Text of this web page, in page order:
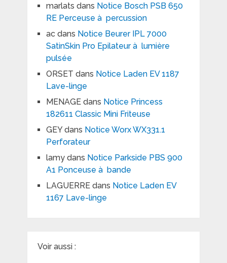
marlats dans Notice Bosch PSB 650
RE Perceuse à percussion
acdans Notice Beurer IPL 7000
SatinSkin Pro Epilateur à lumière
pulsée
ORSET dans Notice Laden EV 1187
Lave-linge
MENAGEdans Notice Princess
182611 Classic Mini Friteuse
GEYdans Notice Worx WX331.1
Perforateur
lamydans Notice Parkside PBS 900
A1 Ponceuse à bande
LAGUERREdans Notice Laden EV
1167 Lave-linge
Voir aussi :